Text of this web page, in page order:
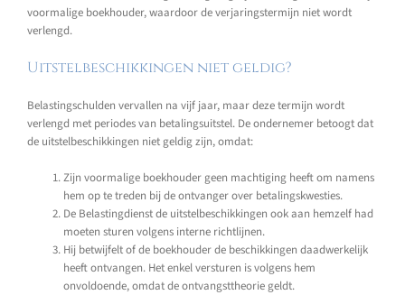
voormalige boekhouder, waardoor de verjaringstermijn niet wordt
verlengd.
Uitstelbeschikkingen niet geldig?
Belastingschulden vervallen na vijf jaar, maar deze termijn wordt
verlengd met periodes van betalingsuitstel. De ondernemer betoogt dat
de uitstelbeschikkingen niet geldig zijn, omdat:
Zijn voormalige boekhouder geen machtiging heeft om namens
hem op te treden bij de ontvanger over betalingskwesties.
De Belastingdienst de uitstelbeschikkingen ook aan hemzelf had
moeten sturen volgens interne richtlijnen.
Hij betwijfelt of de boekhouder de beschikkingen daadwerkelijk
heeft ontvangen. Het enkel versturen is volgens hem
onvoldoende, omdat de ontvangsttheorie geldt.